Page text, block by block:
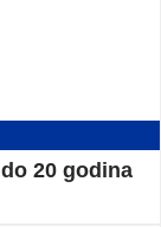
20 godina